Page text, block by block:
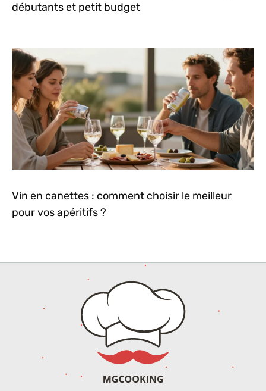
débutants et petit budget
Vin en canettes : comment choisir le meilleur
pour vos apéritifs ?